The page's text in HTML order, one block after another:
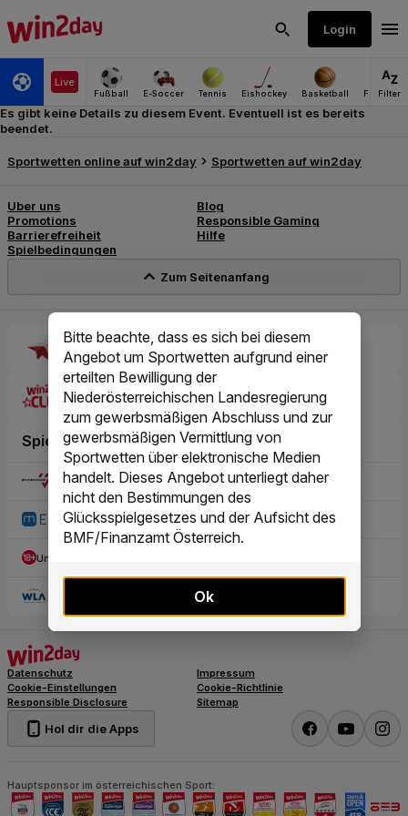
Bitte beachte, dass es sich bei diesem
Angebot um Sportwetten aufgrund einer
erteilten Bewilligung der
Niederösterreichischen Landesregierung
zum gewerbsmäßigen Abschluss und zur
gewerbsmäßigen Vermittlung von
Sportwetten über elektronische Medien
handelt. Dieses Angebot unterliegt daher
nicht den Bestimmungen des
Glücksspielgesetzes und der Aufsicht des
BMF/Finanzamt Österreich.
Ok
Es gibt keine Details zu diesem Event. Eventuell ist es bereits
beendet.